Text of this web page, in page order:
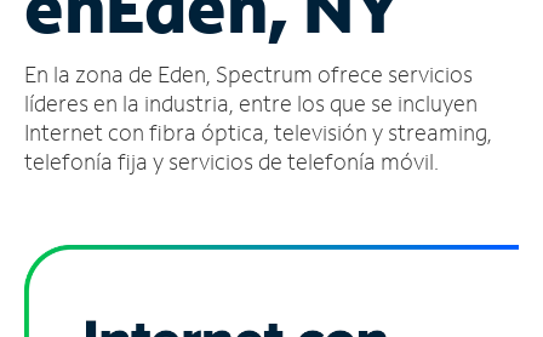
cuenta
Encuentra
una
tienda
En la zona de Eden, Spectrum ofrece servicios
líderes en la industria, entre los que se incluyen
Internet con fibra óptica, televisión y streaming,
telefonía fija y servicios de telefonía móvil.